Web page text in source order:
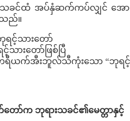
ခင်ထံ အပ်နှံဆက်ကပ်လျှင် အော
သည်။
ရင့်သားတော်
ားတော်ဖြစ်ပြီ
ဟေရီယက်အီးဘူလ်သီကုံးသော “ဘုရင့်
တော်က ဘုရားသခင်၏မေတ္တာနှင့်